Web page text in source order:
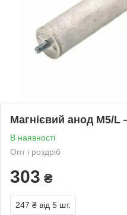
Магнієвий анод М5/L
В наявності
Опт і роздріб
303 ₴
247 ₴ від 5 шт.